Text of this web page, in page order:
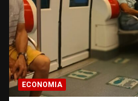
ECONOMIA